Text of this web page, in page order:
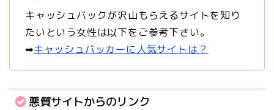
キャッシュバックが沢山もらえるサイトを知り
たいという女性は以下をご参考下さい。
➡︎キャッシュバッカーに人気サイトは？
悪質サイトからのリンク